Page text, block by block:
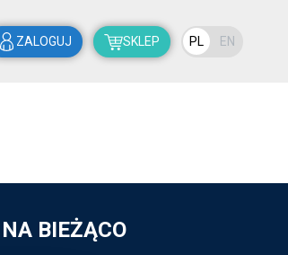
ZALOGUJ SKLEP PL EN
BIEŻĄCO